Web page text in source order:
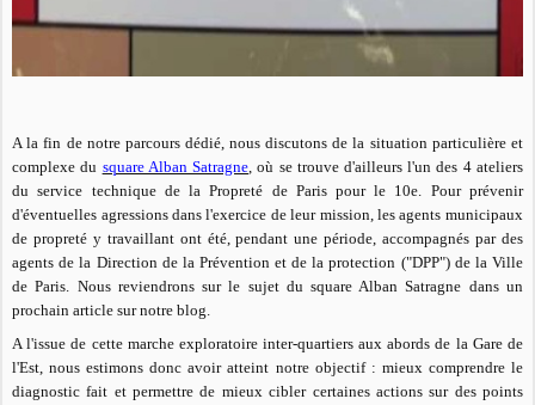
A la fin de notre parcours dédié, nous discutons de la situation particulière et
complexe du square Alban Satragne, où se trouve d'ailleurs l'un des 4 ateliers
du service technique de la Propreté de Paris pour le 10e. Pour prévenir
d'éventuelles agressions dans l'exercice de leur mission, les agents municipaux
de propreté y travaillant ont été, pendant une période, accompagnés par des
agents de la Direction de la Prévention et de la protection ("DPP") de la Ville
de Paris. Nous reviendrons sur le sujet du square Alban Satragne dans un
prochain article sur notre blog.
A l'issue de cette marche exploratoire inter-quartiers aux abords de la Gare de
l'Est, nous estimons donc avoir atteint notre objectif : mieux comprendre le
diagnostic fait et permettre de mieux cibler certaines actions sur des points